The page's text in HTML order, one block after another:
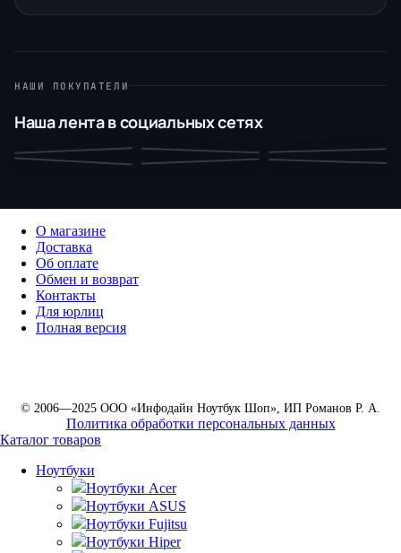
НАШИ ПОКУПАТЕЛИ
Наша лента в социальных сетях
О магазине
Доставка
Об оплате
Обмен и возврат
Контакты
Для юрлиц
Полная версия
© 2006—2025 ООО «Инфодайн Ноутбук Шоп», ИП Романов Р. А.
Политика обработки персональных данных
Каталог товаров
Ноутбуки
Ноутбуки Acer
Ноутбуки ASUS
Ноутбуки Fujitsu
Ноутбуки Hiper